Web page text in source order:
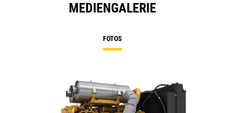
MEDIENGALERIE
FOTOS